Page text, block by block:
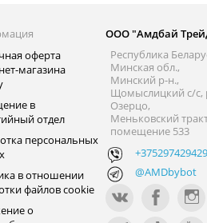
оферта
магазина
в
отдел
персональных
в отношении
файлов cookie
о
ООО "Амдбай
Республика
Минская обл.,
Минский р-н.,
Щомыслицкий с/с,
Озерцо,
Меньковский
помещение 533
+375297429429
@AMDbybot